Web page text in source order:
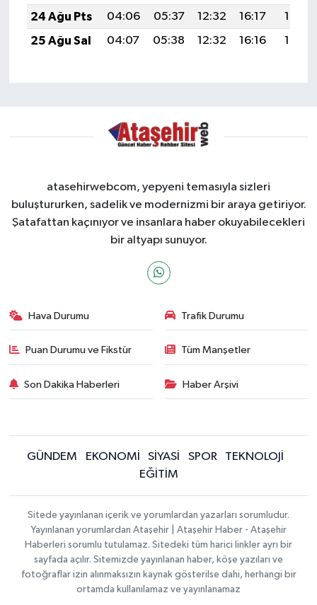
24 Ağu Pts
04:06 05:37 12:32 16:17
19:18
25 Ağu Sal
04:07 05:38 12:32 16:16 19:16
atasehirwebcom, yepyeni temasıyla sizleri
buluştururken, sadelik ve modernizmi bir araya getiriyor.
Şatafattan kaçınıyor ve insanlara haber okuyabilecekleri
bir altyapı sunuyor.
Hava Durumu Trafik Durumu
Puan Durumu ve Fikstür Tüm Manşetler
Son Dakika Haberleri Haber Arşivi
GÜNDEM EKONOMİ SİYASİ SPOR
TEKNOLOJİ
EĞİTİM
Sitede yayınlanan içerik ve yorumlardan yazarları sorumludur.
Yayınlanan yorumlardan Ataşehir | Ataşehir Haber - Ataşehir
Haberleri sorumlu tutulamaz. Sitedeki tüm harici linkler ayrı bir
sayfada açılır. Sitemizde yayınlanan haber, köşe yazıları ve
fotoğraflar izin alınmaksızın kaynak gösterilse dahi, herhangi bir
ortamda kullanılamaz ve yayınlanamaz